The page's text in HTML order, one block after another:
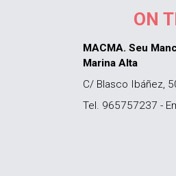
ON
MACMA. Seu
Marina Alta
C/ Blasco Ibáñez,
Tel. 965757237 -